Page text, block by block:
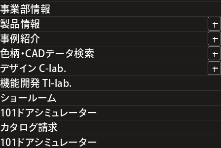
事業部情報
製品情報
事例紹介
色柄・CADデータ検索
デザイン C-lab.
機能開発 TI-lab.
ショールーム
101ドアシミュレーター
カタログ請求
101ドアシミュレーター